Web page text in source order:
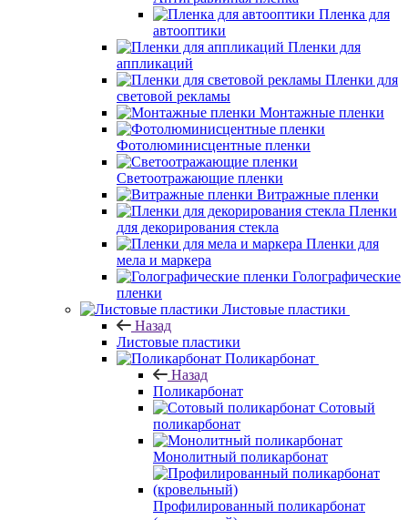
Пленка для
автооптики
Пленки для
аппликаций
Пленки для
световой рекламы
Монтажные пленки
Фотолюминисцентные пленки
Светоотражающие пленки
Витражные пленки
Пленки
для декорирования стекла
Пленки для
мела и маркера
Голографические
пленки
Листовые пластики
Назад
Листовые пластики
Поликарбонат
Назад
Поликарбонат
Сотовый
поликарбонат
Монолитный поликарбонат
Профилированный поликарбонат